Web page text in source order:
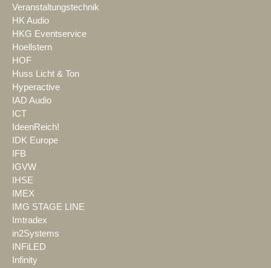
Veranstaltungstechnik
HK Audio
HKG Eventservice
Hoellstern
HOF
Huss Licht & Ton
Hyperactive
IAD Audio
ICT
IdeenReich!
IDK Europe
IFB
IGVW
IHSE
IMEX
IMG STAGE LINE
Imtradex
in2Systems
INFiLED
Infinity